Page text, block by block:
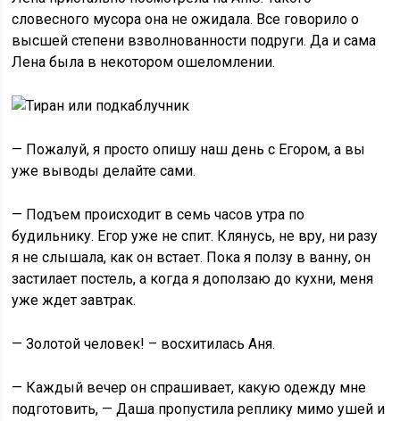
словесного мусора она не ожидала. Все говорило о
высшей степени взволнованности подруги. Да и сама
Лена была в некотором ошеломлении.
— Пожалуй, я просто опишу наш день с Егором, а вы
уже выводы делайте сами.
— Подъем происходит в семь часов утра по
будильнику. Егор уже не спит. Клянусь, не вру, ни разу
я не слышала, как он встает. Пока я ползу в ванну, он
застилает постель, а когда я доползаю до кухни, меня
уже ждет завтрак.
— Золотой человек! – восхитилась Аня.
— Каждый вечер он спрашивает, какую одежду мне
подготовить, — Даша пропустила реплику мимо ушей и